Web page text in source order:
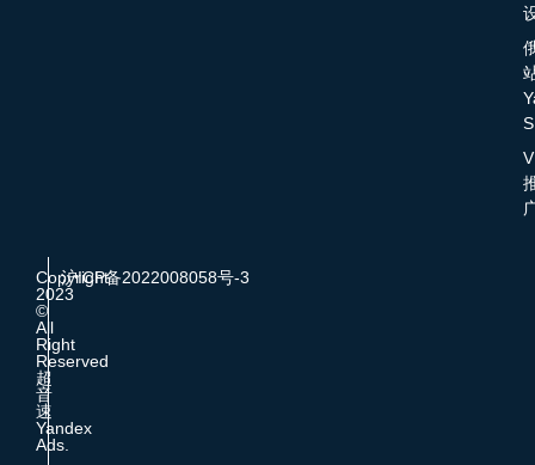
Copyright
2023
©
All
Right
Reserved
超
音
速
Yandex
Ads.
沪ICP备2022008058号-3